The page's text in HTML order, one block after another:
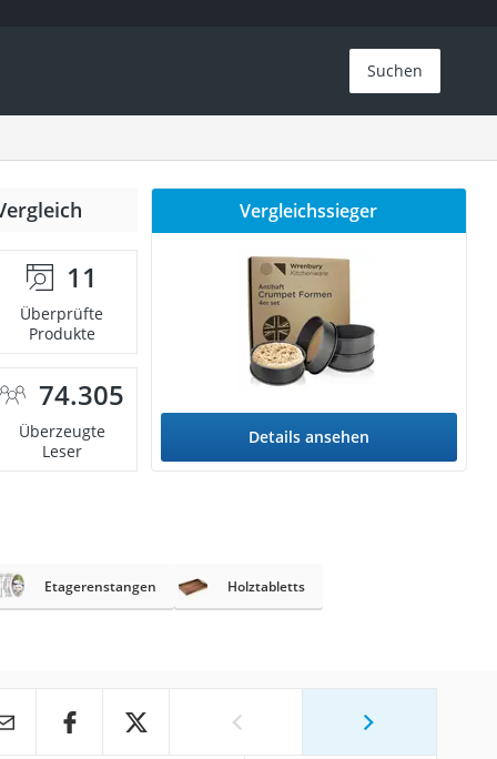
Suchen
11
Überprüfte
Produkte
74.305
Überzeugte
Leser
Vergleichssieger
Details ansehen
Etagerenstangen Holztabletts